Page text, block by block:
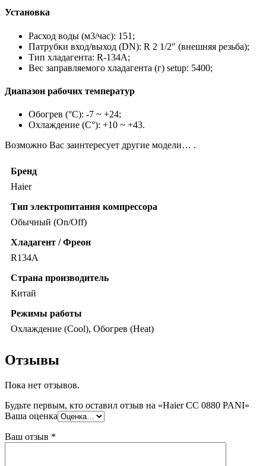
Установка
Расход воды (м3/час): 151;
Патрубки вход/выход (DN): R 2 1/2″ (внешняя резьба);
Тип хладагента: R-134A;
Вес заправляемого хладагента (г) setup: 5400;
Диапазон рабочих температур
Обогрев (°С): -7 ~ +24;
Охлаждение (С°): +10 ~ +43.
Возможно Вас заинтересует другие модели… .
Бренд
Haier
Тип электропитания компрессора
Обычный (On/Off)
Хладагент / Фреон
R134A
Страна производитель
Китай
Режимы работы
Охлаждение (Cool), Обогрев (Heat)
Отзывы
Пока нет отзывов.
Будьте первым, кто оставил отзыв на «Haier CC 0880 PANI»
Ваша оценка
Ваш отзыв *